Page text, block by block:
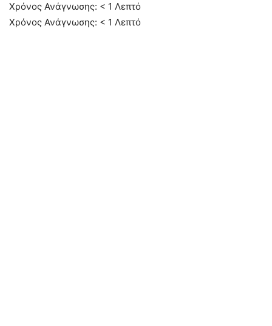
Χρόνος Ανάγνωσης: < 1 Λεπτό
Χρόνος Ανάγνωσης: < 1 Λεπτό